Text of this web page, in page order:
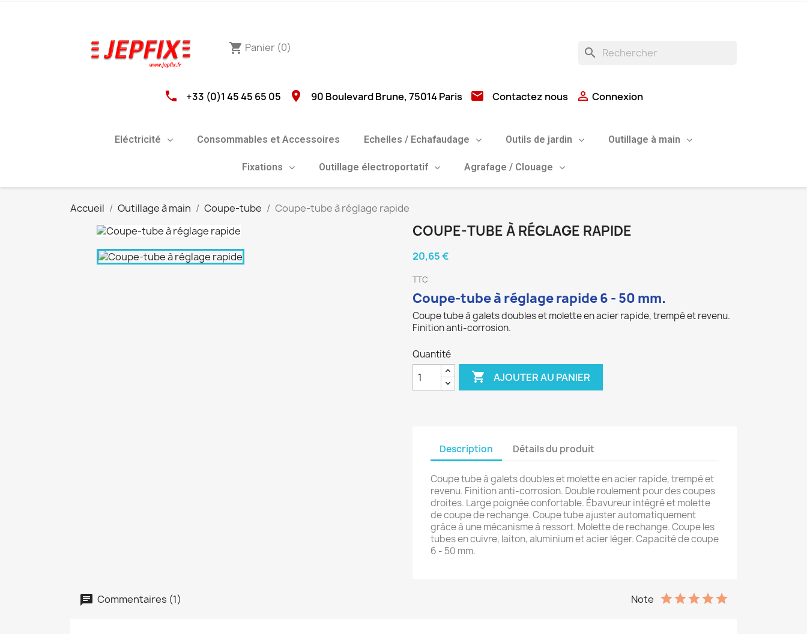
search
shopping_cart Panier (0)
phone +33 (0)1 45 45 65 05 location_on 90 Boulevard Brune, 75014 Paris email Contactez nous  Connexion
Eléctricité Consommables et Accessoires Echelles / Echafaudage Outils de jardin Outillage à main
Fixations Outillage électroportatif Agrafage / Clouage
Accueil Outillage à main Coupe-tube Coupe-tube à réglage rapide
COUPE-TUBE À RÉGLAGE RAPIDE
20,65 €
TTC
Coupe-tube à réglage rapide 6 - 50 mm.
Coupe tube à galets doubles et molette en acier rapide, trempé et revenu.
Finition anti-corrosion.
Quantité
 AJOUTER AU PANIER
Description Détails du produit
Coupe tube à galets doubles et molette en acier rapide, trempé et
revenu. Finition anti-corrosion. Double roulement pour des coupes
droites. Large poignée confortable. Ébavureur intégré et molette
de coupe de rechange. Coupe tube ajuster automatiquement
grâce à une mécanisme à ressort. Molette de rechange. Coupe les
tubes en cuivre, laiton, aluminium et acier léger. Capacité de coupe
6 - 50 mm.
Commentaires (1) Note